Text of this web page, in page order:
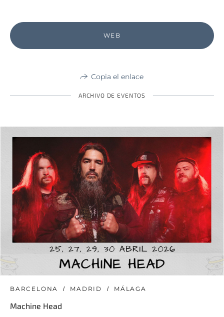
WEB
Copia el enlace
ARCHIVO DE EVENTOS
BARCELONA MADRID MÁLAGA
Machine Head